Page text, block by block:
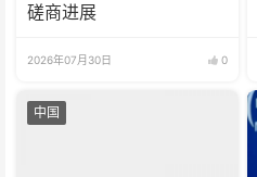
磋商进展
2026年07月30日 0
中国